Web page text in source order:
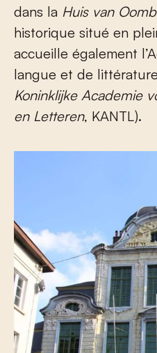
dans la Huis van
historique situé en
accueille également
langue et de
Koninklijke Academie
en Letteren, KANTL).